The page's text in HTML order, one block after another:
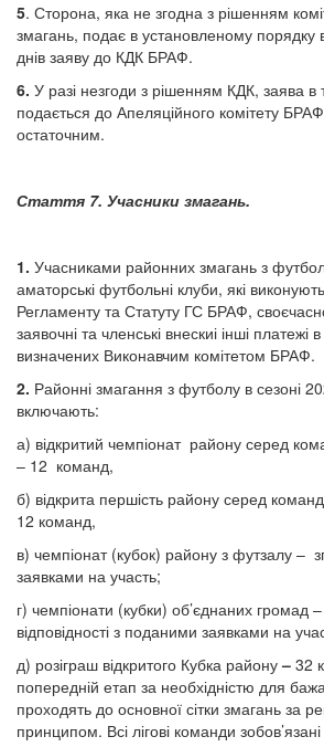
5. Сторона, яка не згодна з рішенням
змагань, подає в установленому порядку
днів заяву до КДК БРАФ.
6. У разі незгоди з рішенням КДК, заява в
подається до Апеляційного комітету
остаточним.
Стаття 7. Учасники змагань.
1. Учасниками районних змагань з
аматорські футбольні клуби, які
Регламенту та Статуту ГС БРАФ,
заявочні та членські внескиі інші платежі
визначених Виконавчим комітетом БРАФ.
2. Районні змагання з футболу в сезоні
включають:
а) відкритий чемпіонат району серед
– 12 команд,
б) відкрита першість району серед
12 команд,
в) чемпіонат (кубок) району з футзалу –
заявками на участь;
г) чемпіонати (кубки) об’єднаних громад
відповідності з поданими заявками на
д) розіграш відкритого Кубка району– 32
попередній етап за необхідністю для
проходять до основної сітки змагань за
принципом. Всі лігові команди